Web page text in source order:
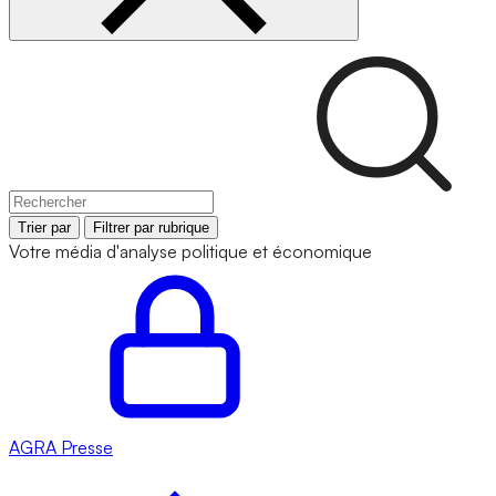
Trier par Filtrer par rubrique
Votre média d'analyse politique et économique
AGRA Presse